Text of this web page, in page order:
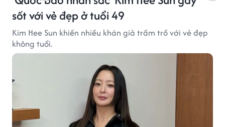
sốt với vẻ đẹp ở tuổi 49
Kim Hee Sun khiến nhiều khán giả trầm trồ với vẻ đẹp
không tuổi.